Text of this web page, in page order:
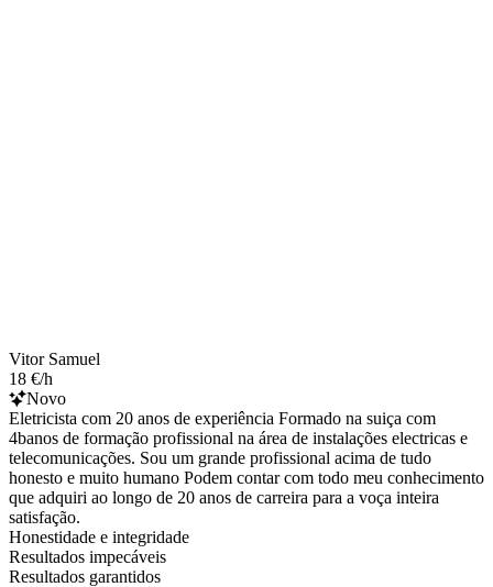
Vitor Samuel
18 €/h
Novo
Eletricista com 20 anos de experiência Formado na suiça com
4banos de formação profissional na área de instalações electricas e
telecomunicações. Sou um grande profissional acima de tudo
honesto e muito humano Podem contar com todo meu conhecimento
que adquiri ao longo de 20 anos de carreira para a voça inteira
satisfação.
Honestidade e integridade
Resultados impecáveis
Resultados garantidos